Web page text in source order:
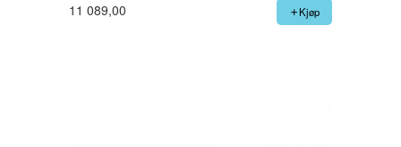
11 089,00 Kjøp